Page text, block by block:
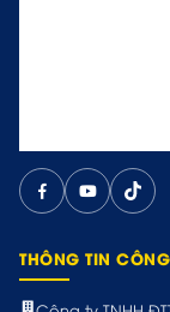
THÔNG TIN